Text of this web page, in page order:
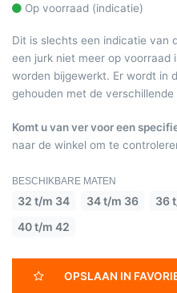
Op voorraad (indicatie)
Dit is slechts een indicatie van
een jurk niet meer op voorraad
worden bijgewerkt. Er wordt in
gehouden met de verschillende
Komt u van ver voor een
naar de winkel om te
BESCHIKBARE MATEN
32 t/m 34 34 t/m 36 36
40 t/m 42
OPSLAAN IN